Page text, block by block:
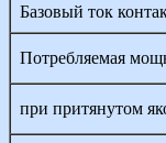
Базовый ток
Потребляемая
при притянутом